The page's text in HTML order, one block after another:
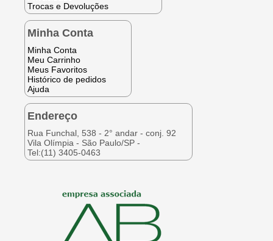
Trocas e Devoluções
Minha Conta
Minha Conta
Meu Carrinho
Meus Favoritos
Histórico de pedidos
Ajuda
Endereço
Rua Funchal, 538 - 2° andar - conj. 92
Vila Olímpia - São Paulo/SP -
Tel:(11) 3405-0463